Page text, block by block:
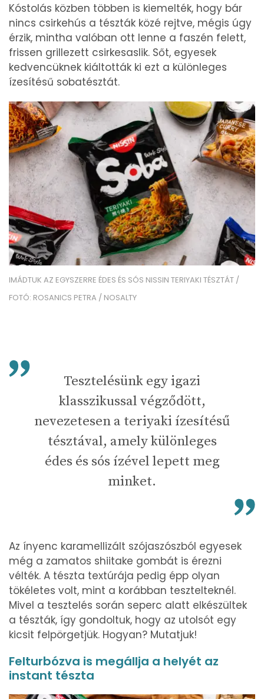
Kóstolás közben többen is kiemelték, hogy bár
nincs csirkehús a tészták közé rejtve, mégis úgy
érzik, mintha valóban ott lenne a faszén felett,
frissen grillezett csirkesaslik. Sőt, egyesek
kedvencüknek kiáltották ki ezt a különleges
ízesítésű sobatésztát.
IMÁDTUK AZ EGYSZERRE ÉDES ÉS SÓS NISSIN TERIYAKI TÉSZTÁT /
FOTÓ: ROSANICS PETRA / NOSALTY
Tesztelésünk egy igazi
klasszikussal végződött,
nevezetesen a teriyaki ízesítésű
tésztával, amely különleges
édes és sós ízével lepett meg
minket.
Az ínyenc karamellizált szójaszószból egyesek
még a zamatos shiitake gombát is érezni
vélték. A tészta textúrája pedig épp olyan
tökéletes volt, mint a korábban tesztelteknél.
Mivel a tesztelés során seperc alatt elkészültek
a tészták, így gondoltuk, hogy az utolsót egy
kicsit felpörgetjük. Hogyan? Mutatjuk!
Felturbózva is megállja a helyét az
instant tészta